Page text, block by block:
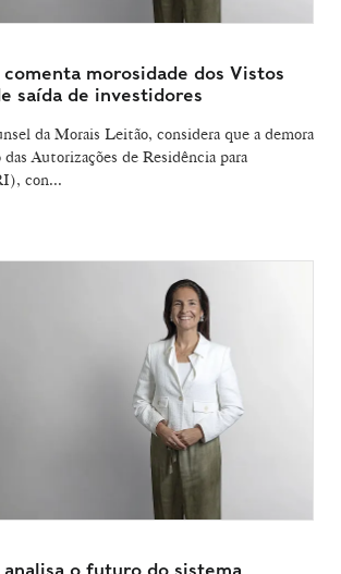
comenta morosidade dos Vistos
saída de investidores
da Morais Leitão, considera que a demora
Autorizações de Residência para
con...